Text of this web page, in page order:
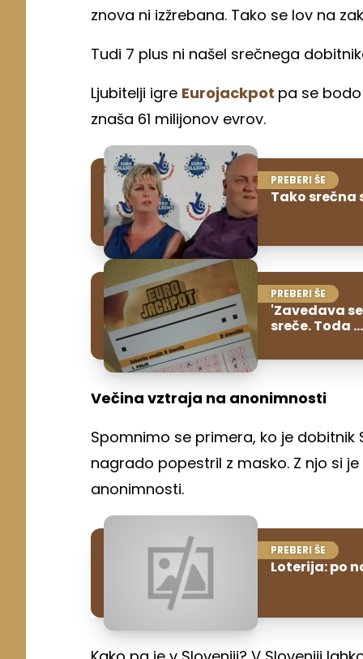
znova ni izžrebana. Tako se lov na
Tudi 7 plus ni našel srečnega
Ljubitelji igre Eurojackpot pa se
znaša 61 milijonov evrov.
PREBERI ŠE
Tako srečna
PREBERI ŠE
'Zavedava
sreče. Toda
Večina vztraja na anonimnosti
Spomnimo se primera, ko je
nagrado popestril z masko. Z njo si
anonimnosti.
PREBERI ŠE
Loterija: po